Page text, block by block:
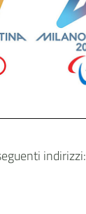
indirizzi: